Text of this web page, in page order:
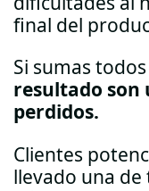
final del
Si sumas
resultado son
perdidos.
Clientes
llevado una